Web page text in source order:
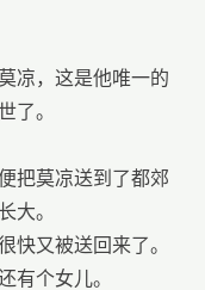
凉，这是他唯一的
了。
把莫凉送到了都郊
大。
快又被送回来了。
有个女儿。